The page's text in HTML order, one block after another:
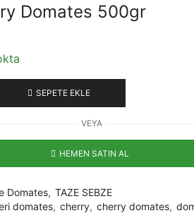
Domates 500gr
SEPETE EKLE
VEYA
HEMEN SATIN AL
Domates, TAZE SEBZE
domates, cherry, cherry domates,